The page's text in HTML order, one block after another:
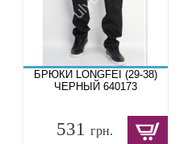
БРЮКИ LONGFEI (29-38)
ЧЕРНЫЙ 640173
531грн.